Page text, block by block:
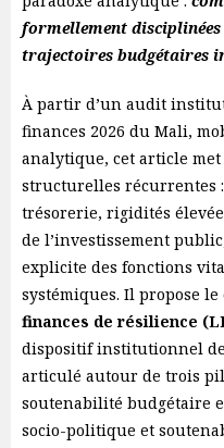
formellement
trajectoires budgétaires
À partir d’un audit
finances 2026 du Mali,
analytique, cet article
structurelles récurrentes
trésorerie, rigidités
de l’investissement
explicite des fonctions
systémiques. Il propose
finances de résilience
dispositif institutionnel
articulé autour de trois
soutenabilité budgétaire
socio-politique et